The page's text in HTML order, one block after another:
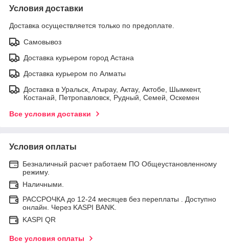
Условия доставки
Доставка осуществляется только по предоплате.
Самовывоз
Доставка курьером город Астана
Доставка курьером по Алматы
Доставка в Уральск, Атырау, Актау, Актобе, Шымкент,
Костанай, Петропавловск, Рудный, Семей, Оскемен
Все условия доставки
Условия оплаты
Безналичный расчет работаем ПО Общеустановленному
режиму.
Наличными.
РАССРОЧКА до 12-24 месяцев без переплаты . Доступно
онлайн. Через KASPI BANK.
KASPI QR
Все условия оплаты